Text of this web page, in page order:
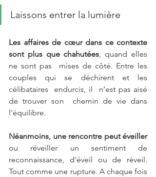
Laissons entrer la lumière
Les affaires de cœur dans ce contexte
sont plus que chahutées, quand elles
ne sont pas  mises de côté. Entre les
couples qui se déchirent et les
célibataires  endurcis, il  n’est pas aisé
de trouver son  chemin de vie dans
l'équilibre.
Néanmoins, une rencontre peut éveiller
ou réveiller un sentiment de
reconnaissance, d'éveil ou de réveil.
Tout comme une rupture. A chaque fois